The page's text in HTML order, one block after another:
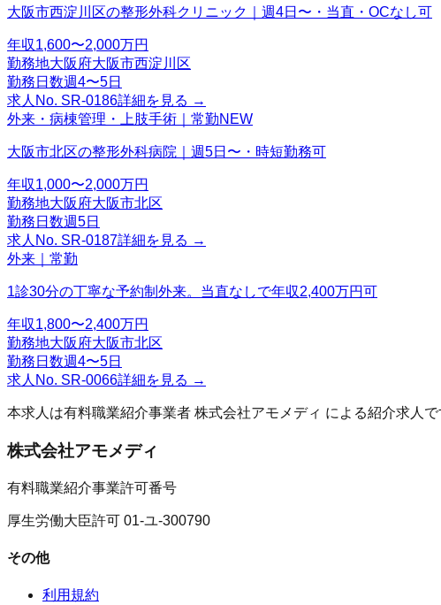
大阪市西淀川区の整形外科クリニック｜週4日〜・当直・OCなし可
年収1,600〜2,000万円
勤務地大阪府大阪市西淀川区
勤務日数週4〜5日
求人No. SR-0186詳細を見る →
外来・病棟管理・上肢手術｜常勤NEW
大阪市北区の整形外科病院｜週5日〜・時短勤務可
年収1,000〜2,000万円
勤務地大阪府大阪市北区
勤務日数週5日
求人No. SR-0187詳細を見る →
外来｜常勤
1診30分の丁寧な予約制外来。当直なしで年収2,400万円可
年収1,800〜2,400万円
勤務地大阪府大阪市北区
勤務日数週4〜5日
求人No. SR-0066詳細を見る →
本求人は有料職業紹介事業者 株式会社アモメディ による紹介求人
株式会社アモメディ
有料職業紹介事業許可番号
厚生労働大臣許可 01-ユ-300790
その他
利用規約